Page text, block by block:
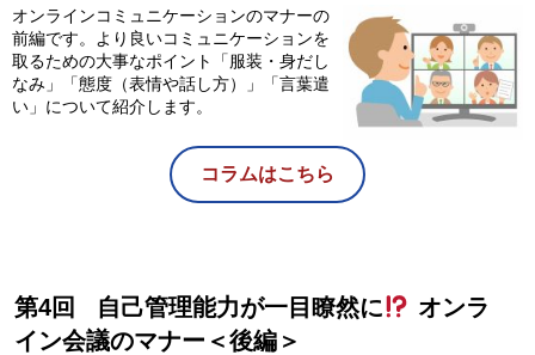
オンラインコミュニケーションのマナーの
前編です。より良いコミュニケーションを
取るための大事なポイント「服装・身だし
なみ」「態度（表情や話し方）」「言葉遣
い」について紹介します。
コラムはこちら
第4回 自己管理能力が一目瞭然に
オンラ
イン会議のマナー＜後編＞